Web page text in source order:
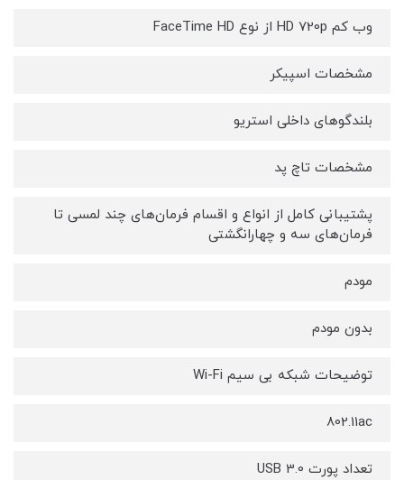
وب کم HD 720p از نوع FaceTime HD
مشخصات اسپیکر
بلندگوهای داخلی استریو
مشخصات تاچ پد
پشتیبانی کامل از انواع و اقسام فرمان‌های چند لمسی تا
فرمان‌های سه و چهارانگشتی
مودم
بدون مودم
توضیحات شبکه بی سیم Wi-Fi
802.11ac
تعداد پورت USB 3.0